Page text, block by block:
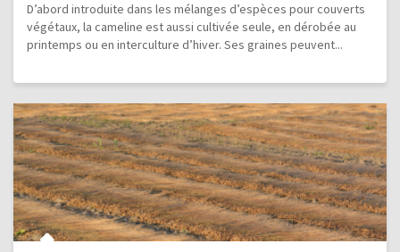
D’abord introduite dans les mélanges d’espèces pour couverts
végétaux, la cameline est aussi cultivée seule, en dérobée au
printemps ou en interculture d’hiver. Ses graines peuvent...